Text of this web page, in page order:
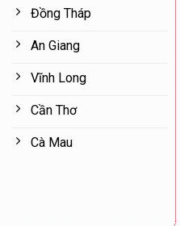
Đồng Tháp
An Giang
Vĩnh Long
Cần Thơ
Cà Mau